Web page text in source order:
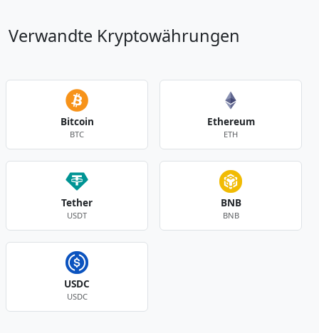
Verwandte Kryptowährungen
Bitcoin
BTC
Ethereum
ETH
Tether
USDT
BNB
BNB
USDC
USDC